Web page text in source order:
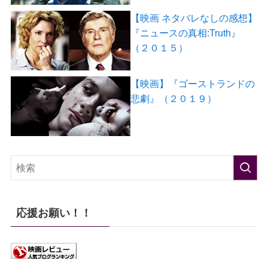
【映画 ネタバレなしの感想】
『ニュースの真相:Truth』
（２０１５）
【映画】『ゴーストランドの
悲劇』（２０１９）
応援お願い！！